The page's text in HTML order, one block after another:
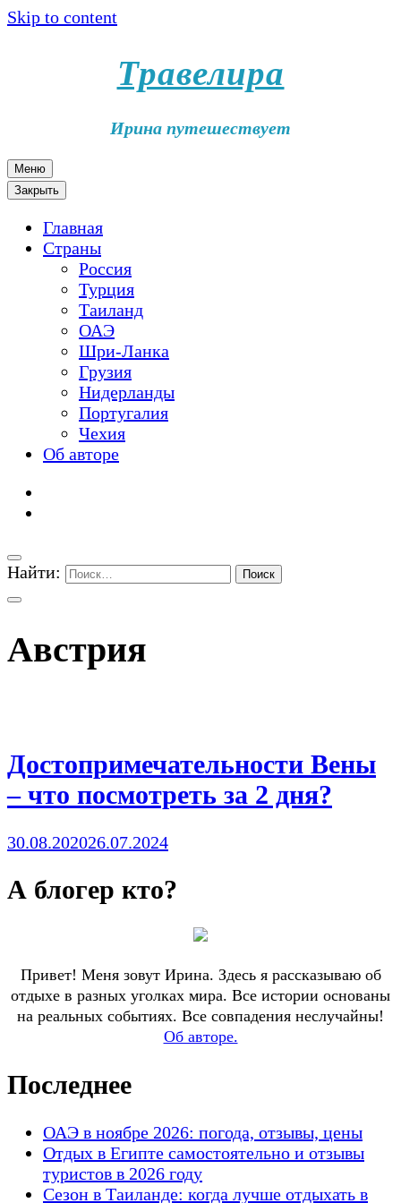
Skip to content
Травелира
Ирина путешествует
Меню
Закрыть
Главная
Страны
Россия
Турция
Таиланд
ОАЭ
Шри-Ланка
Грузия
Нидерланды
Португалия
Чехия
Об авторе
Найти:
Австрия
Достопримечательности Вены
– что посмотреть за 2 дня?
30.08.202026.07.2024
А блогер кто?
Привет! Меня зовут Ирина. Здесь я рассказываю об
отдыхе в разных уголках мира. Все истории основаны
на реальных событиях. Все совпадения неслучайны!
Об авторе.
Последнее
ОАЭ в ноябре 2026: погода, отзывы, цены
Отдых в Египте самостоятельно и отзывы
туристов в 2026 году
Сезон в Таиланде: когда лучше отдыхать в